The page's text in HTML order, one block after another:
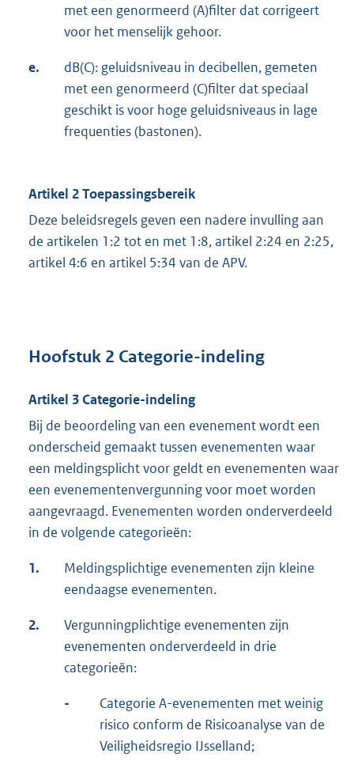
met een genormeerd (A)filter dat corrigeert
voor het menselijk gehoor.
e.
dB(C): geluidsniveau in decibellen, gemeten
met een genormeerd (C)filter dat speciaal
geschikt is voor hoge geluidsniveaus in lage
frequenties (bastonen).
Artikel 2 Toepassingsbereik
Deze beleidsregels geven een nadere invulling aan
de artikelen 1:2 tot en met 1:8, artikel 2:24 en 2:25,
artikel 4:6 en artikel 5:34 van de APV.
Hoofstuk 2 Categorie-indeling
Artikel 3 Categorie-indeling
Bij de beoordeling van een evenement wordt een
onderscheid gemaakt tussen evenementen waar
een meldingsplicht voor geldt en evenementen waar
een evenementenvergunning voor moet worden
aangevraagd. Evenementen worden onderverdeeld
in de volgende categorieën:
1.
Meldingsplichtige evenementen zijn kleine
eendaagse evenementen.
2.
Vergunningplichtige evenementen zijn
evenementen onderverdeeld in drie
categorieën:
-
Categorie A-evenementen met weinig
risico conform de Risicoanalyse van de
Veiligheidsregio IJsselland;